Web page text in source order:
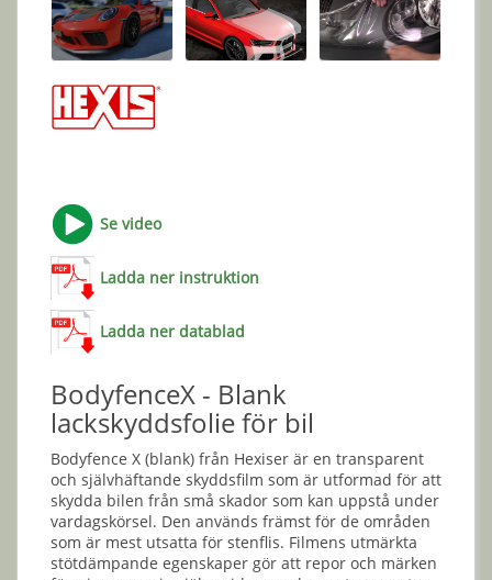
Se video
Ladda ner instruktion
Ladda ner datablad
BodyfenceX - Blank
lackskyddsfolie för bil
Bodyfence X (blank) från Hexiser är en transparent
och självhäftande skyddsfilm som är utformad för att
skydda bilen från små skador som kan uppstå under
vardagskörsel. Den används främst för de områden
som är mest utsatta för stenflis. Filmens utmärkta
stötdämpande egenskaper gör att repor och märken